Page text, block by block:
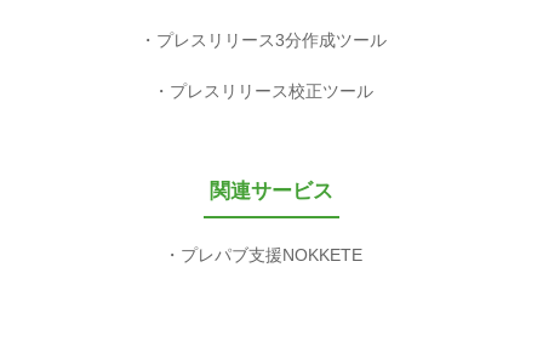
プレスリリース3分作成ツール
プレスリリース校正ツール
関連サービス
プレパブ支援NOKKETE